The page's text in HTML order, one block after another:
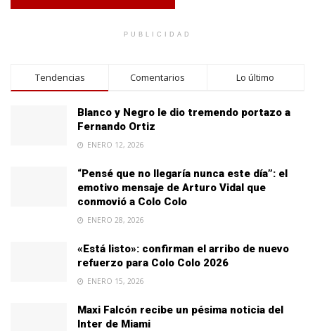
PUBLICIDAD
Tendencias Comentarios Lo último
Blanco y Negro le dio tremendo portazo a
Fernando Ortiz
ENERO 12, 2026
“Pensé que no llegaría nunca este día”: el
emotivo mensaje de Arturo Vidal que
conmovió a Colo Colo
ENERO 28, 2026
«Está listo»: confirman el arribo de nuevo
refuerzo para Colo Colo 2026
ENERO 15, 2026
Maxi Falcón recibe un pésima noticia del
Inter de Miami